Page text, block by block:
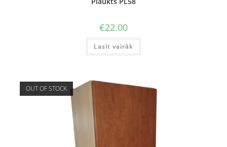
€22.00
Lasīt vairāk
OUT OF STOCK